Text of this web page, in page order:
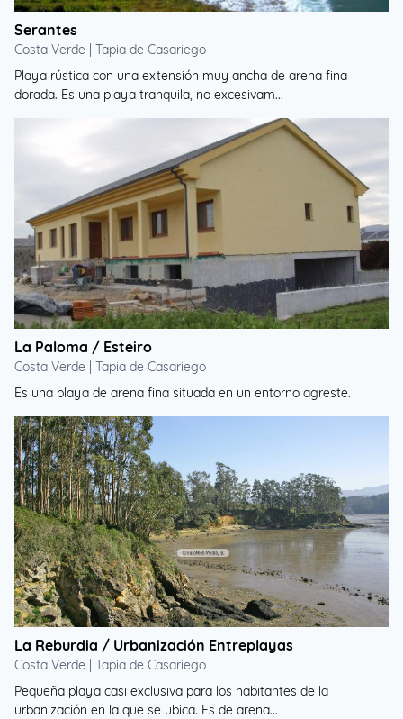
Serantes
Costa Verde | Tapia de Casariego
Playa rústica con una extensión muy ancha de arena fina
dorada. Es una playa tranquila, no excesivam...
La Paloma / Esteiro
Costa Verde | Tapia de Casariego
Es una playa de arena fina situada en un entorno agreste.
La Reburdia / Urbanización Entreplayas
Costa Verde | Tapia de Casariego
Pequeña playa casi exclusiva para los habitantes de la
urbanización en la que se ubica. Es de arena...